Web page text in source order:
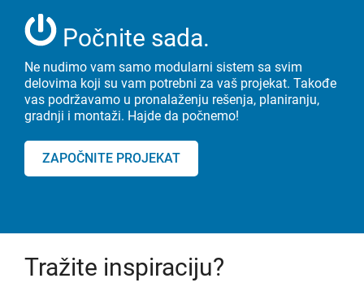
Počnite sada.
Ne nudimo vam samo modularni sistem sa svim
delovima koji su vam potrebni za vaš projekat. Takođe
vas podržavamo u pronalaženju rešenja, planiranju,
gradnji i montaži. Hajde da počnemo!
ZAPOČNITE PROJEKAT
Tražite inspiraciju?